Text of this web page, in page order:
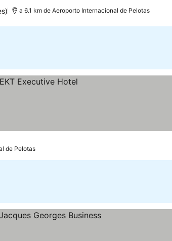
a 6.1 km de Aeroporto Internacional de Pelotas
de Pelotas